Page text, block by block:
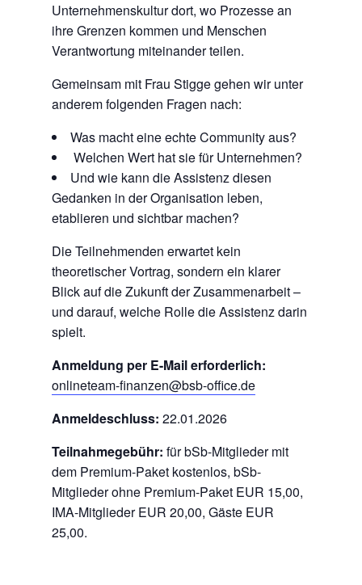
Unternehmenskultur dort, wo Prozesse an
ihre Grenzen kommen und Menschen
Verantwortung miteinander teilen.
Gemeinsam mit Frau Stigge gehen wir unter
anderem folgenden Fragen nach:
Was macht eine echte Community aus?
Welchen Wert hat sie für Unternehmen?
Und wie kann die Assistenz diesen
Gedanken in der Organisation leben,
etablieren und sichtbar machen?
Die Teilnehmenden erwartet kein
theoretischer Vortrag, sondern ein klarer
Blick auf die Zukunft der Zusammenarbeit –
und darauf, welche Rolle die Assistenz darin
spielt.
Anmeldung per E-Mail erforderlich:
onlineteam-finanzen@bsb-office.de
Anmeldeschluss: 22.01.2026
Teilnahmegebühr: für bSb-Mitglieder mit
dem Premium-Paket kostenlos, bSb-
Mitglieder ohne Premium-Paket EUR 15,00,
IMA-Mitglieder EUR 20,00, Gäste EUR
25,00.